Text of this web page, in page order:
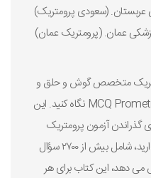
متخصص گوش و حلق و
بینی هستید؟ به سؤالات MCQ Prometric – 2025 نگاه کنید. این
گذراندن آزمون پرومتریک
متخصص گوش و حلق و بینی نیاز دارید، شامل بیش از ۲۷۰۰ سؤال
دهد، این کتاب برای هر